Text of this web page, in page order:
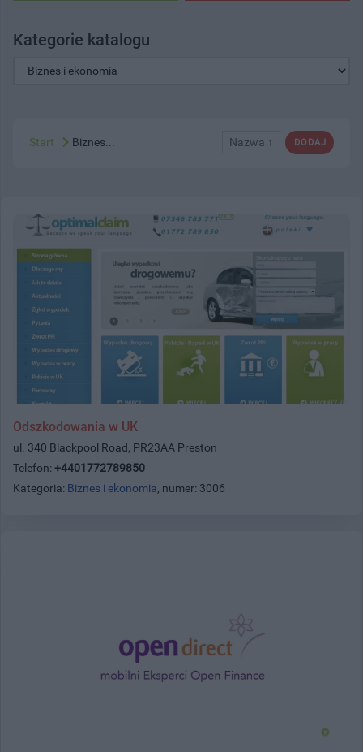
Kategorie katalogu
DODAJ
Nazwa ↑
Start Biznes...
Odszkodowania w UK
ul. 340 Blackpool Road, PR23AA Preston
Telefon: +4401772789850
Kategoria: Biznes i ekonomia, numer: 3006